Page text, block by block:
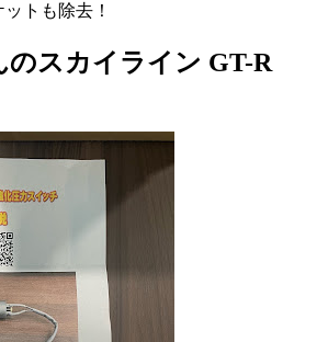
トも除去！
のスカイライン GT-R